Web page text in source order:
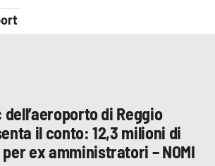
di Reggio
il conto: 12,3 milioni di
ex amministratori – NOMI